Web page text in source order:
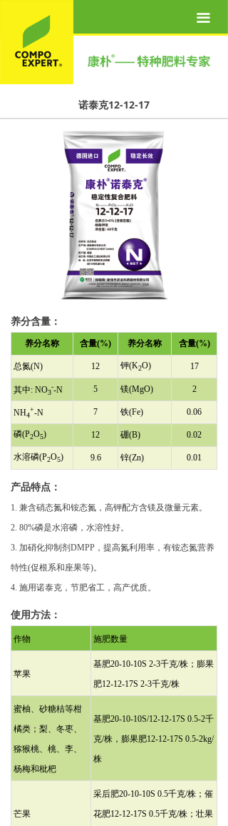
끀
关于我们
诺泰克12-12-17
养分含量：
养分名称 含量(%) 养分名称 含量(%)
总氮(N) 12 钾(K2O) 17
其中: NO3
--N 5 镁(MgO) 2
NH4
+-N 7 铁(Fe) 0.06
磷(P2O5) 12 硼(B) 0.02
水溶磷(P2O5) 9.6 锌(Zn) 0.01
产品特点：
1. 兼含硝态氮和铵态氮，高钾配方含镁及微量元素。
2. 80%磷是水溶磷，水溶性好。
3. 加硝化抑制剂DMPP，提高氮利用率，有铵态氮营养
特性(促根系和座果等)。
4. 施用诺泰克，节肥省工，高产优质。
使用方法：
作物 施肥数量
苹果
基肥20-10-10S 2-3千克/株；膨果
肥12-12-17S 2-3千克/株
蜜柚、砂糖桔等柑
橘类；梨、冬枣、
猕猴桃、桃、李、
杨梅和枇杷
基肥20-10-10S/12-12-17S 0.5-2千
克/株，膨果肥12-12-17S 0.5-2kg/
株
芒果
采后肥20-10-10S 0.5千克/株；催
花肥12-12-17S 0.5千克/株；壮果